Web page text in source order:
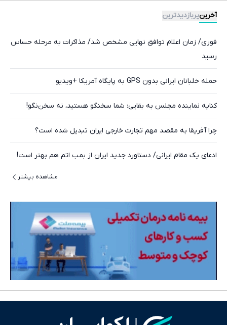
آخرینپربازدیدترین
فوری/ زمان اعلام توافق نهایی مشخص شد/ مذاکرات به مرحله حساس
رسید
حمله خلبانان ایرانی بدون GPS به پایگاه آمریکا +ویدیو
کنایه نماینده مجلس به بقایی: شما سخنگو هستید، نه سخن‌نگو!
چرا آفریقا به مقصد مهم تجارت خارجی ایران تبدیل شده است؟
ادعای یک مقام ایرانی/ دستاورد جدید ایران از بمب اتم هم بهتر است!
مشاهده بیشتر